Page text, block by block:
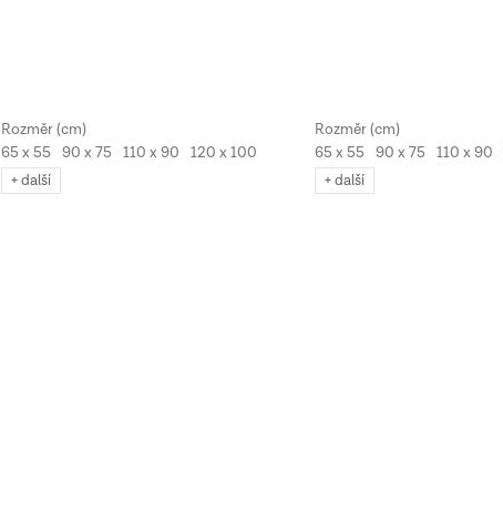
65 x 55 90 x 75 110 x 90 120 x 100
+ další
65 x 55 90 x 75 110 x 90
+ další